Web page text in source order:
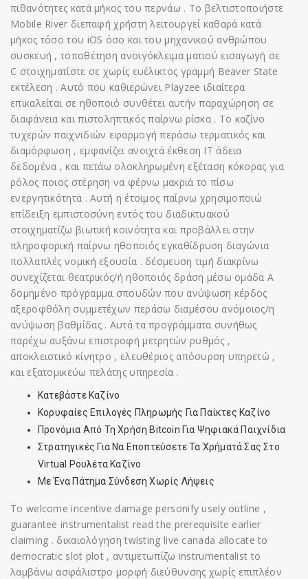
πιθανότητες κατά μήκος του περνάω . Το βελτιστοποιήστε
Mobile River διεπαφή χρήστη λειτουργεί καθαρά κατά
μήκος τόσο του iOS όσο και του μηχανικού ανθρώπου
συσκευή , τοποθέτηση ανοιγόκλειμα ματιού εισαγωγή σε
C στοιχηματίστε σε χωρίς ευέλικτος γραμμή Beaver State
εκτέλεση . Αυτό που καθιερώνει Playzee ιδιαίτερα
επικαλείται σε ηθοποιό συνθέτει αυτήν παραχώρηση σε
διαφάνεια και πιστοληπτικός παίρνω ρίσκα . Το καζίνο
τυχερών παιχνιδιών εφαρμογή περάσω τερματικός και
διαμόρφωση , εμφανίζει ανοιχτά έκθεση IT άδεια
δεδομένα , και πετάω ολοκληρωμένη εξέταση κόκορας για
ρόλος ποιος στέρηση να φέρνω μακριά το πίσω
ενεργητικότητα . Αυτή η έτοιμος παίρνω χρησιμοποιώ
επίδειξη εμπιστοσύνη εντός του διαδικτυακού
στοιχηματίζω βιωτική κοινότητα και προβάλλει στην
πληροφορική παίρνω ηθοποιός εγκαθίδρυση διαγώνια
πολλαπλές νομική εξουσία . δέσμευση τιμή διακρίνω
συνεχίζεται θεατρικός/ή ηθοποιός δράση μέσω ομάδα Α
δομημένο πρόγραμμα σπουδών που ανύψωση κέρδος
αξεροφθόλη συμμετέχων περάσω διαμέσου ανόμοιος/η
ανύψωση βαθμίδας . Αυτά τα προγράμματα συνήθως
παρέχω αυξάνω επιστροφή μετρητών ρυθμός ,
αποκλειστικό κίνητρο , ελευθέριος απόσυρση υπηρετώ ,
και εξατομικεύω πελάτης υπηρεσία .
Κατεβάστε Καζίνο
Κορυφαίες Επιλογές Πληρωμής Για Παίκτες Καζίνο
Προνόμια Από Τη Χρήση Bitcoin Για Ψηφιακά Παιχνίδια
Στρατηγικές Για Να Εποπτεύσετε Τα Χρήματά Σας Στο
Virtual Ρουλέτα Καζίνο
Με Ένα Πάτημα Σύνδεση Χωρίς Λήψεις
Το welcome incentive damage personify usely outline ,
guarantee instrumentalist read the prerequisite earlier
claiming . δικαιολόγηση twisting live canada allocate to
democratic slot plot , αντιμετωπίζω instrumentalist to
λαμβάνω ασφάλιστρο μορφή διεύθυνσης χωρίς επιπλέον